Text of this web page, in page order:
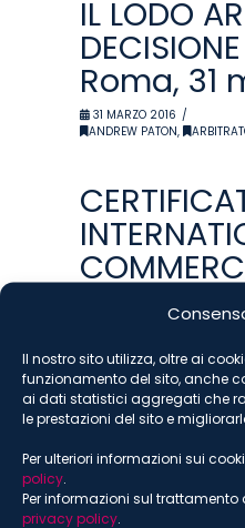
Il nostro sito utilizza, oltre ai
funzionamento del sito, anche
ai dati statistici aggregati che
le prestazioni del sito e
Per ulteriori informazioni sui
policy
Per informazioni sul
privacy policy
IL LODO
Roma, 31
31 MARZO 2016
ANDREW PATON,
AND
EDITION
settembre
21 SETTEMBRE 2015